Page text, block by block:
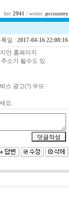
hit: 2941 / writer: pccountry
록일 : 2017-04-16 22:08:16
만 홈페이지
소가 될수도 있
스 광고(?) 우뜨
요.